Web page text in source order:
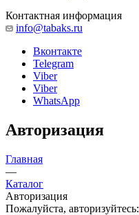
Контактная информация
info@tabaks.ru
Вконтакте
Telegram
Viber
Viber
WhatsApp
Авторизация
Главная
—
Каталог
Авторизация
Пожалуйста, авторизуйтесь: